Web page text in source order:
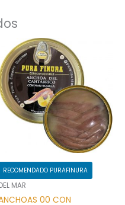
RECOMENDADO PURAFINURA
MAR
00 CON